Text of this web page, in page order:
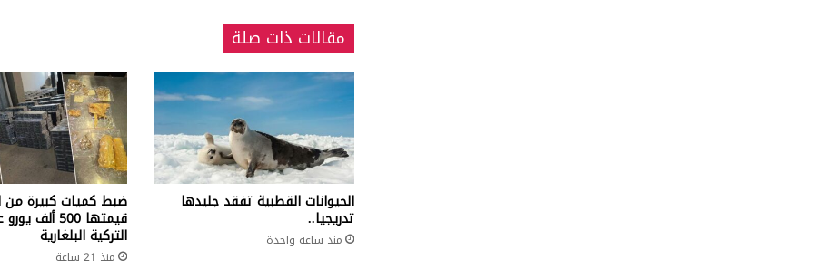
مقالات ذات صلة
الحيوانات القطبية تفقد جليدها
تدريجيا..
منذ ساعة واحدة
ضبط كميات كبيرة من
قيمتها 500
التركية البلغارية
منذ 21 ساعة